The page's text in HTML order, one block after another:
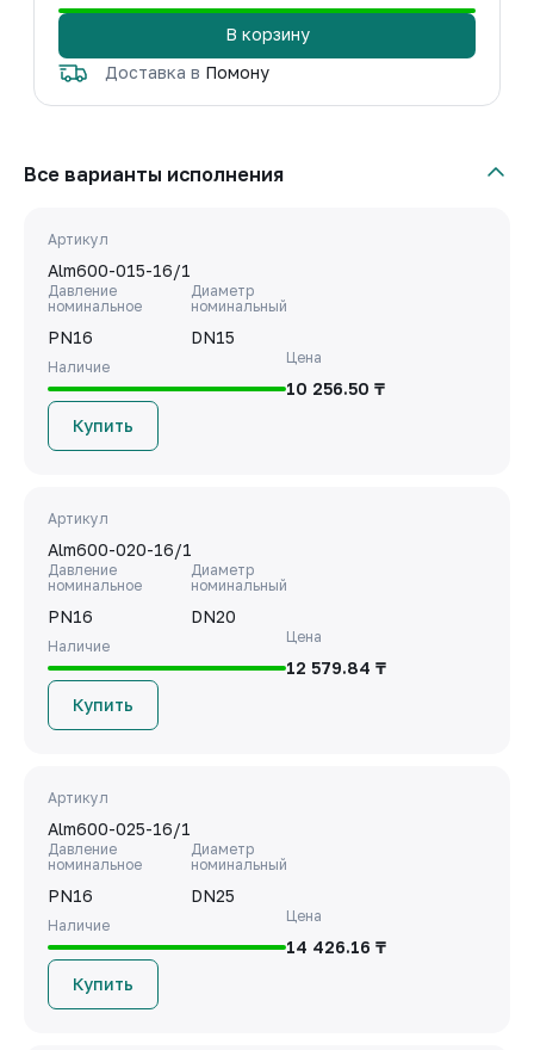
В корзину
Доставка в Помону
Все варианты исполнения
Артикул
Alm600-015-16/1
Давление
номинальное
PN16
Диаметр
номинальный
DN15
Наличие
Цена
10 256.50 ₸
Купить
Артикул
Alm600-020-16/1
Давление
номинальное
PN16
Диаметр
номинальный
DN20
Наличие
Цена
12 579.84 ₸
Купить
Артикул
Alm600-025-16/1
Давление
номинальное
PN16
Диаметр
номинальный
DN25
Наличие
Цена
14 426.16 ₸
Купить